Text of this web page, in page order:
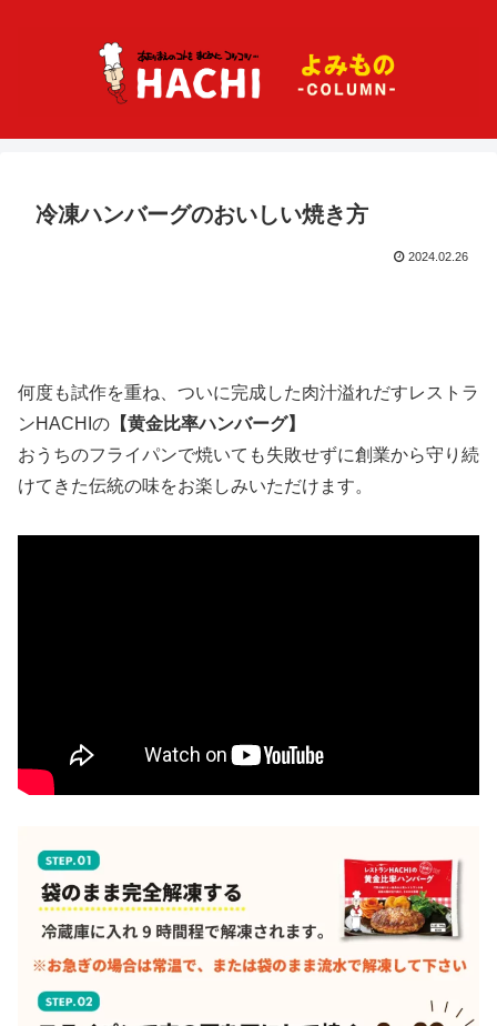
冷凍ハンバーグのおいしい焼き方
2024.02.26
何度も試作を重ね、ついに完成した肉汁溢れだすレストラ
ンHACHIの 【黄金比率ハンバーグ】
おうちのフライパンで焼いても失敗せずに創業から守り続
けてきた伝統の味をお楽しみいただけます。